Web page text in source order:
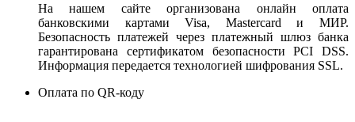
На нашем сайте организована онлайн оплата
банковскими картами Visa, Mastercard и МИР.
Безопасность платежей через платежный шлюз банка
гарантирована сертификатом безопасности PCI DSS.
Информация передается технологией шифрования SSL.
Оплата по QR-коду